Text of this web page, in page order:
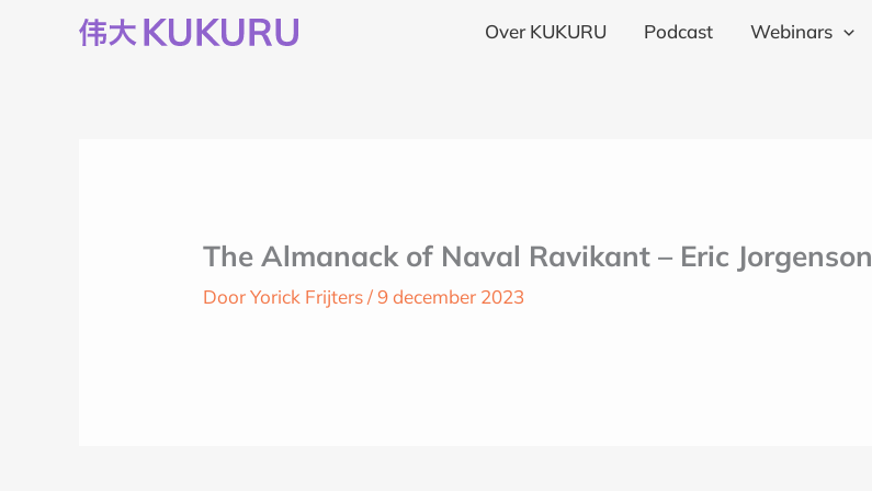
Over KUKURU Podcast Webinars
The Almanack of Naval Ravikant – Eric Jorgenson
DoorYorick Frijters/9 december 2023